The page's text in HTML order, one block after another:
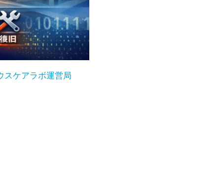
スケアラボ運営局